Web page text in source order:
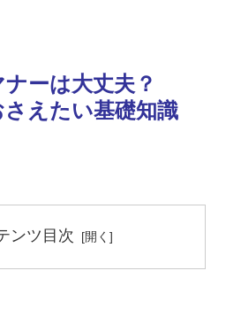
ーは大丈夫？
えたい基礎知識
ンツ目次